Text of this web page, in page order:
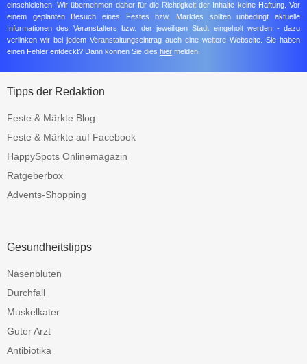
einschleichen. Wir übernehmen daher für die Richtigkeit der Inhalte keine Haftung. Vor
einem geplanten Besuch eines Festes bzw. Marktes sollten unbedingt aktuelle
Informationen des Veranstalters bzw. der jeweiligen Stadt eingeholt werden - dazu
verlinken wir bei jedem Veranstaltungseintrag auch eine weitere Webseite. Sie haben
einen Fehler entdeckt? Dann können Sie dies hier melden.
Tipps der Redaktion
Feste & Märkte Blog
Feste & Märkte auf Facebook
HappySpots Onlinemagazin
Ratgeberbox
Advents-Shopping
Gesundheitstipps
Nasenbluten
Durchfall
Muskelkater
Guter Arzt
Antibiotika